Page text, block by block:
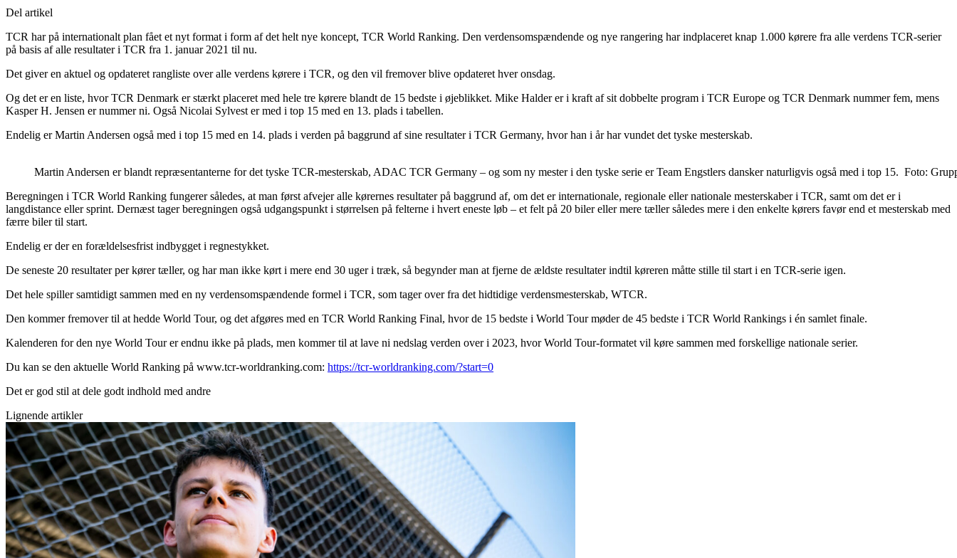
Del artikel
TCR har på internationalt plan fået et nyt format i form af det helt nye koncept, TCR World Ranking. Den verdensomspændende og nye rangering har indplaceret knap 1.000 kørere fra alle verdens TCR-serier
på basis af alle resultater i TCR fra 1. januar 2021 til nu.
Det giver en aktuel og opdateret rangliste over alle verdens kørere i TCR, og den vil fremover blive opdateret hver onsdag.
Og det er en liste, hvor TCR Denmark er stærkt placeret med hele tre kørere blandt de 15 bedste i øjeblikket. Mike Halder er i kraft af sit dobbelte program i TCR Europe og TCR Denmark nummer fem, mens
Kasper H. Jensen er nummer ni. Også Nicolai Sylvest er med i top 15 med en 13. plads i tabellen.
Endelig er Martin Andersen også med i top 15 med en 14. plads i verden på baggrund af sine resultater i TCR Germany, hvor han i år har vundet det tyske mesterskab.
Martin Andersen er blandt repræsentanterne for det tyske TCR-mesterskab, ADAC TCR Germany – og som ny mester i den tyske serie er Team Engstlers dansker naturligvis også med i top 15. Foto:
Beregningen i TCR World Ranking fungerer således, at man først afvejer alle kørernes resultater på baggrund af, om det er internationale, regionale eller nationale mesterskaber i TCR, samt om det er i
langdistance eller sprint. Dernæst tager beregningen også udgangspunkt i størrelsen på felterne i hvert eneste løb – et felt på 20 biler eller mere tæller således mere i den enkelte kørers favør end et mesterskab med
færre biler til start.
Endelig er der en forældelsesfrist indbygget i regnestykket.
De seneste 20 resultater per kører tæller, og har man ikke kørt i mere end 30 uger i træk, så begynder man at fjerne de ældste resultater indtil køreren måtte stille til start i en TCR-serie igen.
Det hele spiller samtidigt sammen med en ny verdensomspændende formel i TCR, som tager over fra det hidtidige verdensmesterskab, WTCR.
Den kommer fremover til at hedde World Tour, og det afgøres med en TCR World Ranking Final, hvor de 15 bedste i World Tour møder de 45 bedste i TCR World Rankings i én samlet finale.
Kalenderen for den nye World Tour er endnu ikke på plads, men kommer til at lave ni nedslag verden over i 2023, hvor World Tour-formatet vil køre sammen med forskellige nationale serier.
Du kan se den aktuelle World Ranking på www.tcr-worldranking.com: https://tcr-worldranking.com/?start=0
Det er god stil at dele godt indhold med andre
Lignende artikler